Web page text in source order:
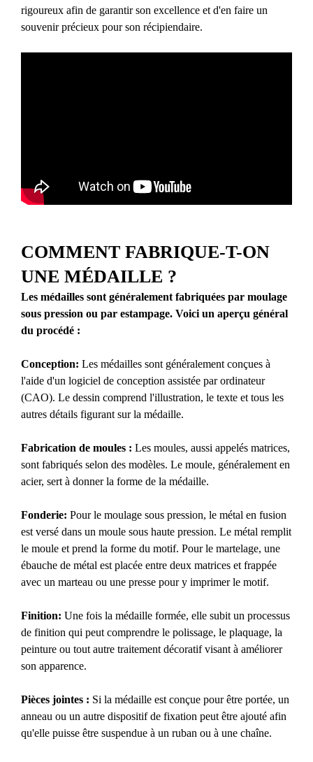
rigoureux afin de garantir son excellence et d'en faire un
souvenir précieux pour son récipiendaire.
COMMENT FABRIQUE-T-ON
UNE MÉDAILLE ?
Les médailles sont généralement fabriquées par moulage
sous pression ou par estampage. Voici un aperçu général
du procédé :
Conception: Les médailles sont généralement conçues à
l'aide d'un logiciel de conception assistée par ordinateur
(CAO). Le dessin comprend l'illustration, le texte et tous les
autres détails figurant sur la médaille.
Fabrication de moules : Les moules, aussi appelés matrices,
sont fabriqués selon des modèles. Le moule, généralement en
acier, sert à donner la forme de la médaille.
Fonderie: Pour le moulage sous pression, le métal en fusion
est versé dans un moule sous haute pression. Le métal remplit
le moule et prend la forme du motif. Pour le martelage, une
ébauche de métal est placée entre deux matrices et frappée
avec un marteau ou une presse pour y imprimer le motif.
Finition: Une fois la médaille formée, elle subit un processus
de finition qui peut comprendre le polissage, le plaquage, la
peinture ou tout autre traitement décoratif visant à améliorer
son apparence.
Pièces jointes : Si la médaille est conçue pour être portée, un
anneau ou un autre dispositif de fixation peut être ajouté afin
qu'elle puisse être suspendue à un ruban ou à une chaîne.